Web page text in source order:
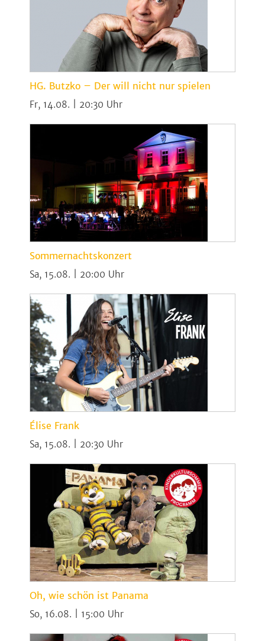
HG. Butzko – Der will nicht nur spielen
Fr, 14.08. | 20:30
Sommernachtskonzert
Sa, 15.08. | 20:00
Élise Frank
Sa, 15.08. | 20:30
Oh, wie schön ist Panama
So, 16.08. | 15:00